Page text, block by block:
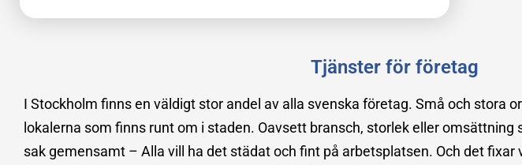
Tjänster för företag
I Stockholm finns en väldigt stor andel av alla svenska företag. Små och stora
lokalerna som finns runt om i staden. Oavsett bransch, storlek eller
sak gemensamt – Alla vill ha det städat och fint på arbetsplatsen. Och det fixar